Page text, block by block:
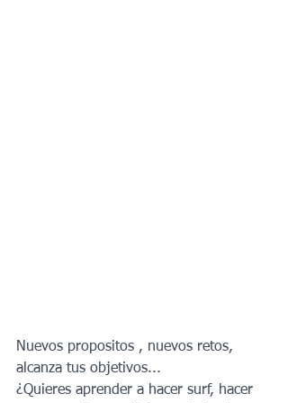
Nuevos propositos , nuevos retos,
alcanza tus objetivos...
¿Quieres aprender a hacer surf, hacer